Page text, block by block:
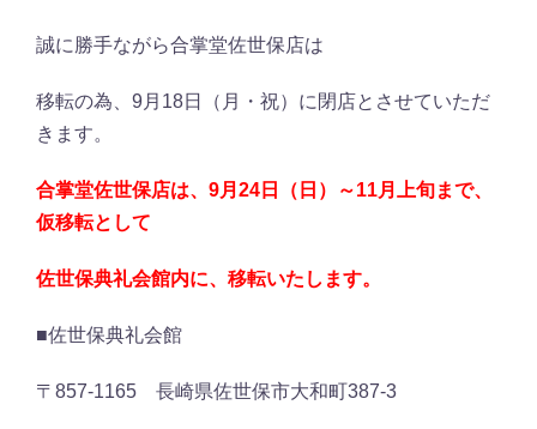
誠に勝手ながら合掌堂佐世保店は
移転の為、9月18日（月・祝）に閉店とさせていただ
きます。
合掌堂佐世保店は、9月24日（日）～11月上旬まで、
仮移転として
佐世保典礼会館内に、移転いたします。
■佐世保典礼会館
〒857-1165 長崎県佐世保市大和町387-3